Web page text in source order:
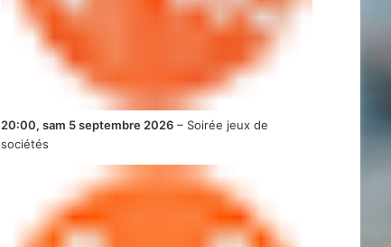
20:00, sam 5 septembre 2026 – Soirée jeux de
sociétés